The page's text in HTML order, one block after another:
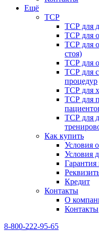
Ещё
ТСР
ТСР для
ТСР для
ТСР для
стоя)
ТСР для
ТСР для
процедур
ТСР для
ТСР для
ТСР для
Как купить
Условия
Условия
Гарантия
Кредит
Контакты
О
Контакты
8-800-222-95-65